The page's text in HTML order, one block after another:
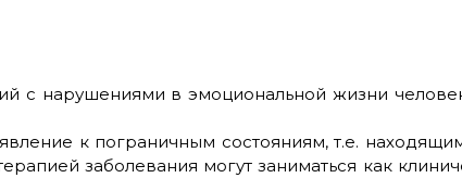
с нарушениями в эмоциональной жизни
к пограничным состояниям, т.е.
заболевания могут заниматься как